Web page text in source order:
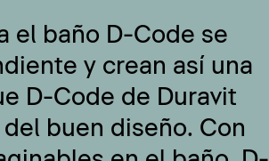
el baño D-Code se
y crean así una
D-Code de Duravit
buen diseño. Con